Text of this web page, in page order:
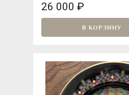
26 000 ₽
В КОРЗИНУ